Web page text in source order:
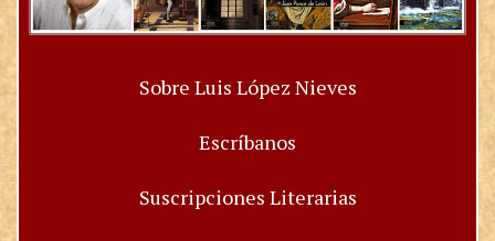
Sobre Luis López Nieves
Escríbanos
Suscripciones Literarias